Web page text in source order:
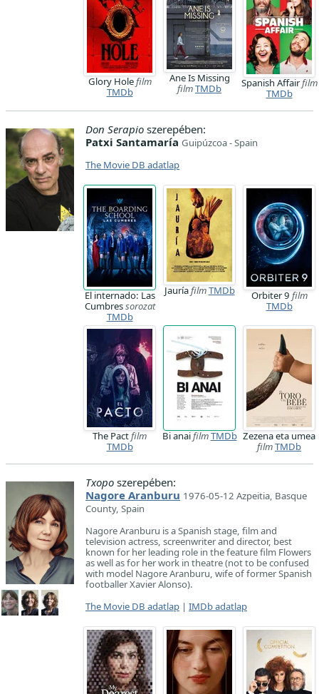
Glory Holefilm
TMDb
Ane Is Missing
filmTMDb Spanish Affairfilm
TMDb
Don Serapio szerepében:
Patxi Santamaría Guipúzcoa - Spain
The Movie DB adatlap
El internado: Las
Cumbressorozat
TMDb
JauríafilmTMDb Orbiter 9 film
TMDb
The Pactfilm
TMDb
Bi anaifilmTMDb Zezena eta umea
filmTMDb
Txopo szerepében:
Nagore Aranburu 1976-05-12 Azpeitia, Basque
County, Spain
Nagore Aranburu is a Spanish stage, film and
television actress, screenwriter and director, best
known for her leading role in the feature film Flowers
as well as for her work in theatre (not to be confused
with model Nagore Aranburu, wife of former Spanish
footballer Xavier Alonso).
The Movie DB adatlap | IMDb adatlap